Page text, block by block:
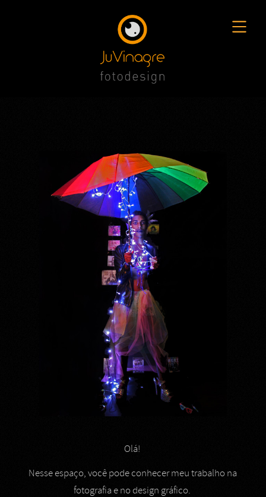
Olá!
Nesse espaço, você pode conhecer meu trabalho na
fotografia e no design gráfico.